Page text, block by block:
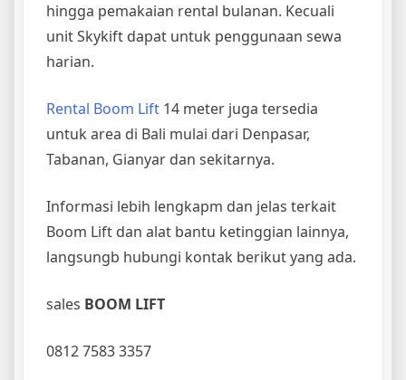
hingga pemakaian rental bulanan. Kecuali
unit Skykift dapat untuk penggunaan sewa
harian.
Rental Boom Lift 14 meter juga tersedia
untuk area di Bali mulai dari Denpasar,
Tabanan, Gianyar dan sekitarnya.
Informasi lebih lengkapm dan jelas terkait
Boom Lift dan alat bantu ketinggian lainnya,
langsungb hubungi kontak berikut yang ada.
sales BOOM LIFT
0812 7583 3357